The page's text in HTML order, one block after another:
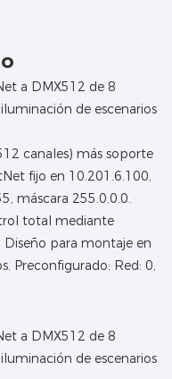
canales) más soporte
fijo en 10.201.6.100,
máscara 255.0.0.0.
total mediante
Diseño para montaje en
Preconfigurado: Red: 0,